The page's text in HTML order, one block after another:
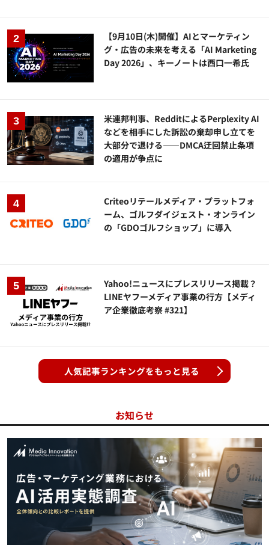
【9月10日(木)開催】AIとマーケティン
グ・広告の未来を考える「AI Marketing
Day 2026」、キーノートは西口一希氏
米連邦判事、RedditによるPerplexity AI
などを相手にした訴訟の棄却申し立てを
大部分で退ける——DMCA迂回禁止条項
の適用が争点に
Criteoリテールメディア・プラットフォ
ーム、ゴルフダイジェスト・オンライン
の「GDOゴルフショップ」に導入
Yahoo!ニュースにプレスリリース掲載？
LINEヤフーメディア事業の行方【メディ
ア企業徹底考察 #321】
人気記事ランキングをもっと見る
お知らせ